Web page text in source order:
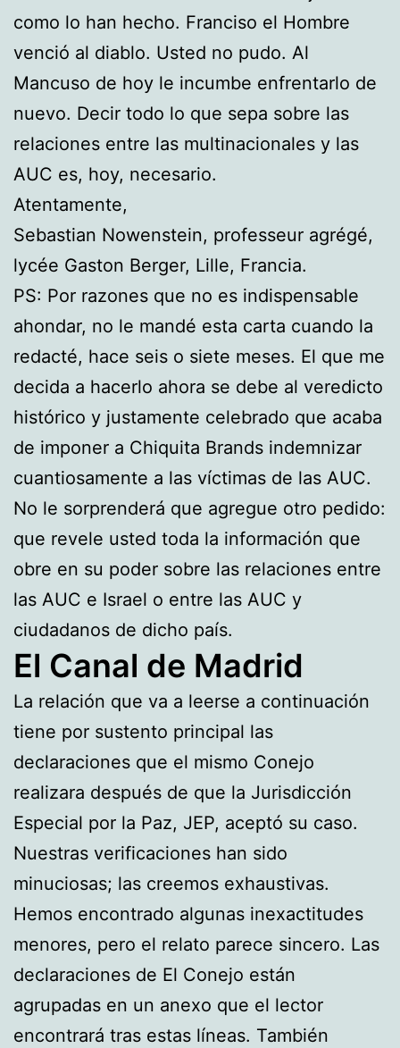
como lo han hecho. Franciso el Hombre
venció al diablo. Usted no pudo. Al
Mancuso de hoy le incumbe enfrentarlo de
nuevo. Decir todo lo que sepa sobre las
relaciones entre las multinacionales y las
AUC es, hoy, necesario.
Atentamente,
Sebastian Nowenstein, professeur agrégé,
lycée Gaston Berger, Lille, Francia.
PS: Por razones que no es indispensable
ahondar, no le mandé esta carta cuando la
redacté, hace seis o siete meses. El que me
decida a hacerlo ahora se debe al veredicto
histórico y justamente celebrado que acaba
de imponer a Chiquita Brands indemnizar
cuantiosamente a las víctimas de las AUC.
No le sorprenderá que agregue otro pedido:
que revele usted toda la información que
obre en su poder sobre las relaciones entre
las AUC e Israel o entre las AUC y
ciudadanos de dicho país.
El Canal de Madrid
La relación que va a leerse a continuación
tiene por sustento principal las
declaraciones que el mismo Conejo
realizara después de que la Jurisdicción
Especial por la Paz, JEP, aceptó su caso.
Nuestras verificaciones han sido
minuciosas; las creemos exhaustivas.
Hemos encontrado algunas inexactitudes
menores, pero el relato parece sincero. Las
declaraciones de El Conejo están
agrupadas en un anexo que el lector
encontrará tras estas líneas. También